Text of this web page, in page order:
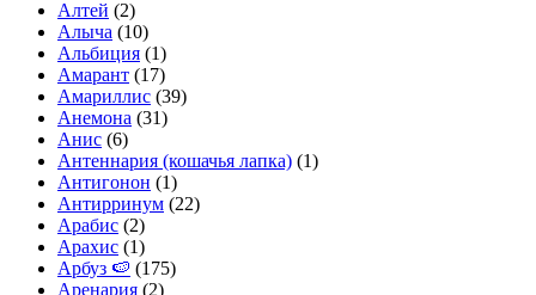
Алтей (2)
Алыча (10)
Альбиция (1)
Амарант (17)
Амариллис (39)
Анемона (31)
Анис (6)
Антеннария (кошачья лапка) (1)
Антигонон (1)
Антирринум (22)
Арабис (2)
Арахис (1)
Арбуз 🍉 (175)
Аренария (2)